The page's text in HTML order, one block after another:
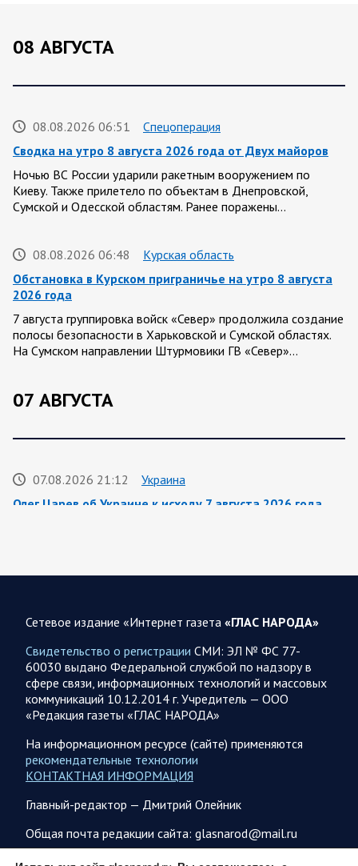
08 АВГУСТА
08.08.2026 06:51
Спецоперация
Сводка на утро 8 августа 2026 года от Двух майоров
Ночью ВС России ударили ракетным вооружением по
Киеву. Также прилетело по объектам в Днепровской,
Сумской и Одесской областям. Ранее поражены…
08.08.2026 06:48
Курская область
Обстановка в Курском приграничье на утро 8 августа
2026 года
7 августа группировка войск «Север» продолжила создание
полосы безопасности в Харьковской и Сумской областях.
На Сумском направлении Штурмовики ГВ «Север»…
07 АВГУСТА
07.08.2026 21:12
Украина
Олег Царев об Украине к исходу 7 августа 2026 года
Фронтовая сводка Олега Царева на вечер 7 августа
На Херсонском фронте наши дронщики бьют по
автомобилям, системам связи и РЭБ в Херсоне и сёлах
правобережья. Враг обстрелял за…
Максим Леонов рассказал о тушении пожара на
территории полигона АО «Ситиматик»
Глава Энгельсского района Максим Леонов сообщает: «На
территории полигона АО «Ситиматик» в непрерывном
режиме продолжаются работы по отсыпке грунтом…
Сетевое издание «Интернет газета «ГЛАС НАРОДА»
Свидетельство о регистрации СМИ: ЭЛ № ФС 77-
60030 выдано Федеральной службой по надзору в
сфере связи, информационных технологий и массовых
коммуникаций 10.12.2014 г. Учредитель — ООО
«Редакция газеты «ГЛАС НАРОДА»
На информационном ресурсе (сайте) применяются
рекомендательные технологии
КОНТАКТНАЯ ИНФОРМАЦИЯ
Главный-редактор — Дмитрий Олейник
Общая почта редакции сайта: glasnarod@mail.ru
ПОДПИСКА